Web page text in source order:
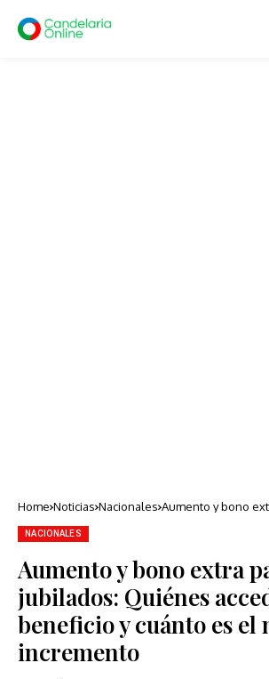
Home Noticias Nacionales Aumento y bono
NACIONALES
Aumento y bono extra
jubilados: Quiénes
beneficio y cuánto es el
incremento